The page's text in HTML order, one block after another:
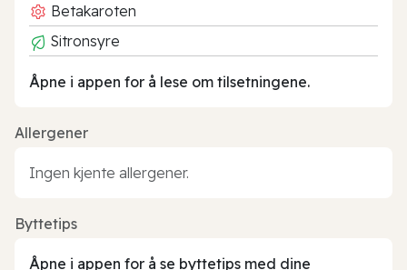
Betakaroten
Sitronsyre
Åpne i appen for å lese om tilsetningene.
Allergener
Ingen kjente allergener.
Byttetips
Åpne i appen for å se byttetips med dine